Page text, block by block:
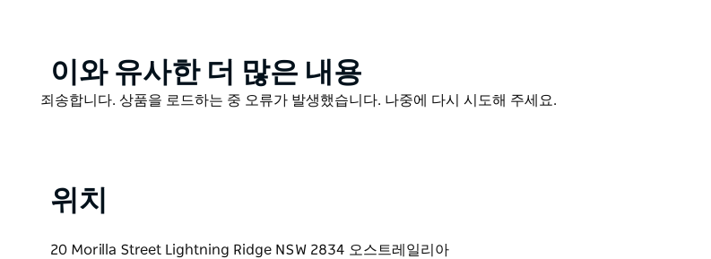
지의 형성에 기여한 사람들의 정신과 연결되면서 강렬한 역사의식을 얻게 됩니다.
쿠퍼스 코티지는 이러한 역사적 배경 덕분에 오팔 광산의 유산에 관심 있는 사람이라면 누구에게나 매력
Product
List
이와 유사한 더 많은 내용
Product
죄송합니다. 상품을 로드하는 중 오류가 발생했습니다. 나중에 다시 시도해 주세요.
위치
20 Morilla Street Lightning Ridge NSW 2834 오스트레일리아